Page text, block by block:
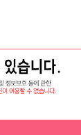
서비스안내